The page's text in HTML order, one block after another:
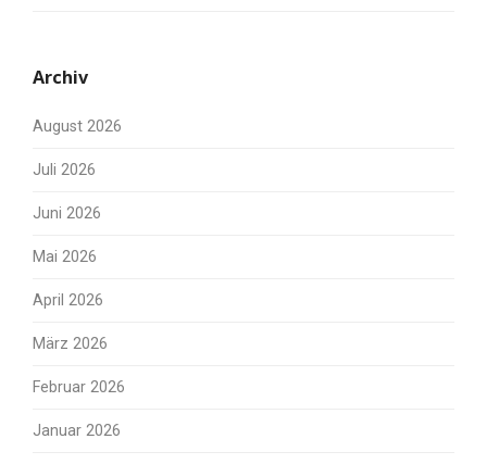
Archiv
August 2026
Juli 2026
Juni 2026
Mai 2026
April 2026
März 2026
Februar 2026
Januar 2026